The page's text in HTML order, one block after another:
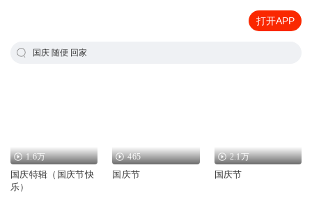
打开APP
国庆 随便 回家
1.6万
国庆特辑（国庆节快
乐）
465
国庆节
2.1万
国庆节